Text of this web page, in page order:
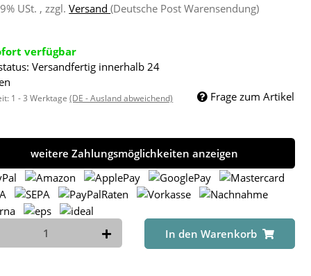
USt. , zzgl.Versand(Deutsche Post Warensendung)
verfügbar
Versandfertig innerhalb 24
1 - 3 Werktage(DE - Ausland abweichend) Frage zum Artikel
weitere Zahlungsmöglichkeiten anzeigen
In den Warenkorb